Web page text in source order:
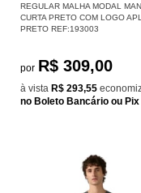
REGULAR MALHA MODAL
CURTA PRETO COM LOGO
PRETO REF:193003
por R$ 309,00
à vista R$ 293,55
no Boleto Bancário ou Pix